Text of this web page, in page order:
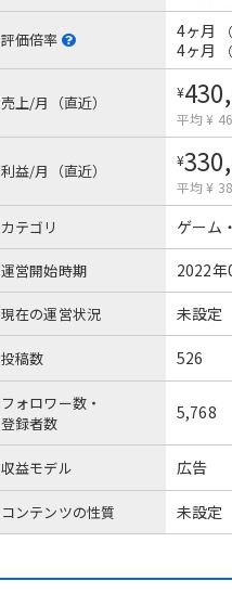
評価倍率 4ヶ月
4ヶ月
売上/月（直近）
¥
平均 ¥
利益/月（直近）
¥
平均 ¥
カテゴリ ゲーム
運営開始時期 2022年
現在の運営状況 未設定
投稿数 526
フォロワー数・
登録者数
5,768
収益モデル 広告
コンテンツの性質 未設定